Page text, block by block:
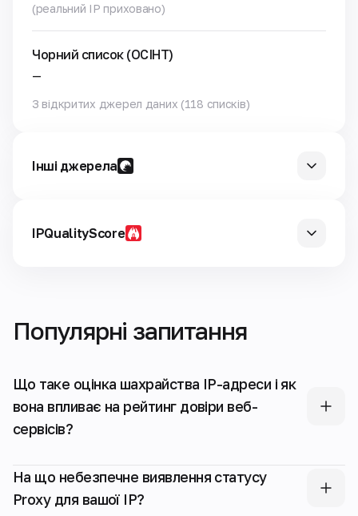
(реальний IP приховано)
Чорний список (ОСІНТ)
—
З відкритих джерел даних (118 списків)
Інші джерела
IPQualityScore
Популярні запитання
Що таке оцінка шахрайства IP-адреси і як
вона впливає на рейтинг довіри веб-
сервісів?
На що небезпечне виявлення статусу
Proxy для вашої IP?